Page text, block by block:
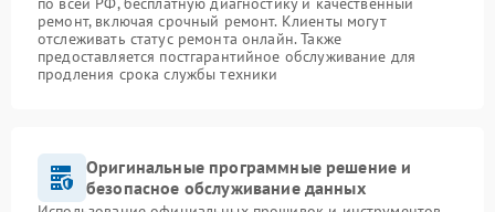
ремонт, включая срочный ремонт. Клиенты могут
отслеживать статус ремонта онлайн. Также
предоставляется постгарантийное обслуживание для
продления срока службы техники
Оригинальные программные решение и
безопасное обслуживание данных